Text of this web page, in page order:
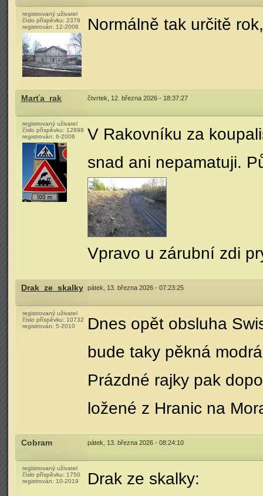
registrovaný uživatel
číslo příspěvku: 2379
registrován: 12-2006 Normálně tak určitě
Marťa_rak čtvrtek, 12. března 2026 - 18:37:27
registrovaný uživatel
číslo příspěvku: 12898
registrován: 6-2006
V Rakovníku za
snad ani nepamatuji.
Vpravo u zárubní zdi
Drak_ze_skalky pátek, 13. března 2026 - 07:23:25
registrovaný uživatel
číslo příspěvku: 10732
registrován: 5-2010
Dnes opět obsluha
bude taky pěkná
Prázdné rajky pak
ložené z Hranic na
Cobram pátek, 13. března 2026 - 08:24:10
registrovaný uživatel
číslo příspěvku: 1750
registrován: 10-2019 Drak ze skalky: